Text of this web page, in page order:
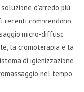
d’arredo più
recenti comprendono
micro-diffuso
la cromoterapia e la
di igienizzazione
nel tempo